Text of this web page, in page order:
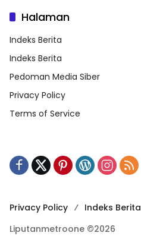
Halaman
Indeks Berita
Indeks Berita
Pedoman Media Siber
Privacy Policy
Terms of Service
Privacy Policy Indeks Berita
Liputanmetroone ©2026